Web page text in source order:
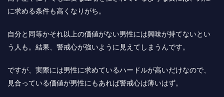
に求める条件も高くなりがち。
自分と同等かそれ以上の価値がない男性には興味が持てないとい
う人も。結果、警戒心が強いように見えてしまうんです。
ですが、実際には男性に求めているハードルが高いだけなので、
見合っている価値が男性にもあれば警戒心は薄いはず。